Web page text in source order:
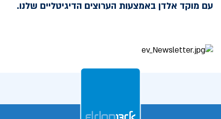
עם מוקד אלדן באמצעות הערוצים הדיגיטליים שלנו.